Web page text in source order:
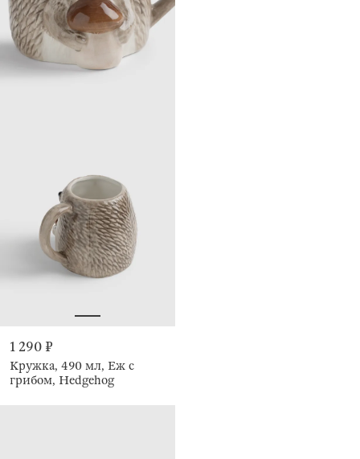
1 290 ₽
Кружка, 490 мл, Еж с
грибом, Hedgehog